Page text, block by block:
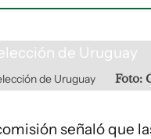
de Uruguay Foto:
señaló que